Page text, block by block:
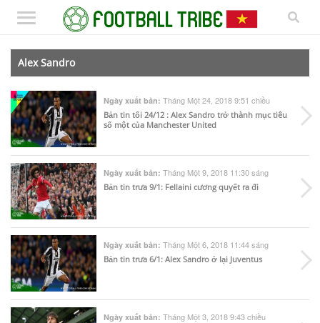
Alex Sandro
Ngày xuất bản: Tháng Một 24, 2018 9:51 chiều
Bản tin tối 24/12 : Alex Sandro trở thành mục tiêu
số một của Manchester United
Ngày xuất bản: Tháng Một 9, 2018 11:30 sáng
Bản tin trưa 9/1: Fellaini cương quyết ra đi
Ngày xuất bản: Tháng Một 6, 2018 11:44 sáng
Bản tin trưa 6/1: Alex Sandro ở lại Juventus
Ngày xuất bản: Tháng Một 3, 2018 9:43 chiều